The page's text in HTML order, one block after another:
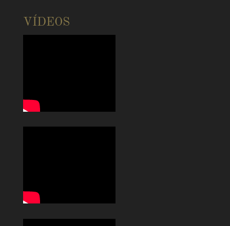
VÍDEOS